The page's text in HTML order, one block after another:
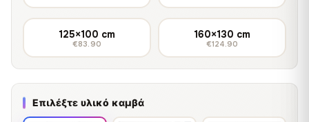
125×100 cm
€83.90
160×130 cm
€124.90
Επιλέξτε υλικό καμβά